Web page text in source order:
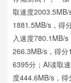
取速度
1881.5MB/s，得
入速度780.1MB/
266.3MB/s，得
6395分；AI读取
度444.6MB/s，得